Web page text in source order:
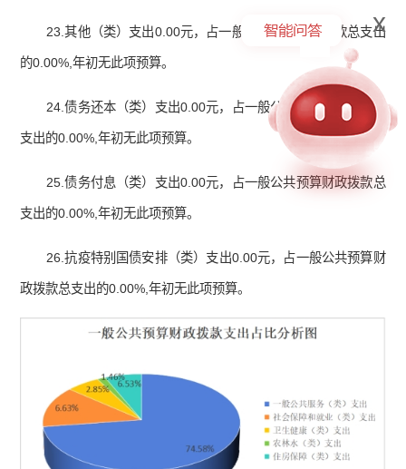
23.其他（类）支出0.00元，占一般公共预算财政拨款总支出
的0.00%,年初无此项预算。
24.债务还本（类）支出0.00元，占一般公共预算财政拨款总
支出的0.00%,年初无此项预算。
25.债务付息（类）支出0.00元，占一般公共预算财政拨款总
支出的0.00%,年初无此项预算。
26.抗疫特别国债安排（类）支出0.00元，占一般公共预算财
政拨款总支出的0.00%,年初无此项预算。
x